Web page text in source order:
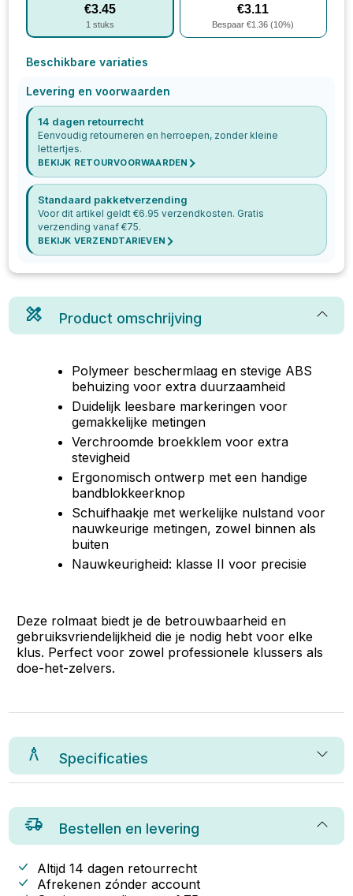
€3.45
1 stuks
€3.11
Bespaar €1.36 (10%)
Beschikbare variaties
Levering en voorwaarden
14 dagen retourrecht
Eenvoudig retourneren en herroepen, zonder kleine
lettertjes.
BEKIJK RETOURVOORWAARDEN
Standaard pakketverzending
Voor dit artikel geldt €6.95 verzendkosten. Gratis
verzending vanaf €75.
BEKIJK VERZENDTARIEVEN
Product omschrijving
Polymeer beschermlaag en stevige ABS
behuizing voor extra duurzaamheid
Duidelijk leesbare markeringen voor
gemakkelijke metingen
Verchroomde broekklem voor extra
stevigheid
Ergonomisch ontwerp met een handige
bandblokkeerknop
Schuifhaakje met werkelijke nulstand voor
nauwkeurige metingen, zowel binnen als
buiten
Nauwkeurigheid: klasse II voor precisie
Deze rolmaat biedt je de betrouwbaarheid en
gebruiksvriendelijkheid die je nodig hebt voor elke
klus. Perfect voor zowel professionele klussers als
doe-het-zelvers.
Specificaties
Bestellen en levering
Altijd 14 dagen retourrecht
Afrekenen zónder account